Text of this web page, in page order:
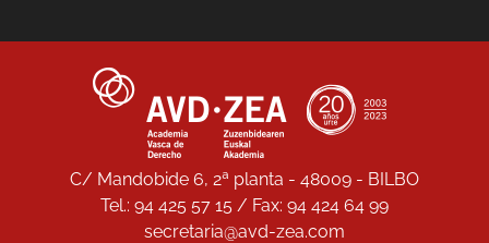
C/ Mandobide 6, 2ª planta - 48009 - BILBO
Tel.: 94 425 57 15 / Fax: 94 424 64 99
secretaria@avd-zea.com